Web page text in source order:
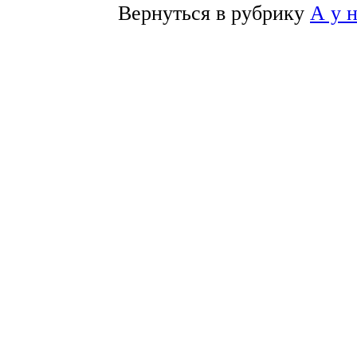
Вернуться в рубрику А у